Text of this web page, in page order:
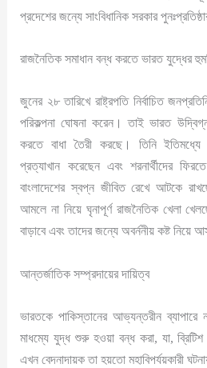
প্রদেশের জন্যে সাংবিধানিক সরকার
রাজনৈতিক সমাধান বন্ধ করতে ভারত যুদ্ধের
জুনের ২৮ তারিখে রাষ্ট্রপতি নির্বাচিত
পরিকল্পনা ঘোষনা করেন। তাই ভারত উদ্বিগ্ন
করতে বাধা তৈরী করছে। তিনি ইতিমধ্যে
প্রত্যাখান করেছেন এবং শরনার্থীদের
বাংলাদেশের স্বপ্ন জীবিত রেখে আটকে
আমলে না নিয়ে ঘৃনাপূর্ণ রাজনৈতিক খেলা
বাড়াবে এবং তাদের জন্যে অবর্ননীয় কষ্ট নিয়ে
আন্তর্জাতিক সম্প্রদায়ের দায়িত্ব
ভারতকে পাকিস্তানের আভ্যন্তরীন
মাধম্যে যুদ্ধ শুরু হওয়া বন্ধ করা, যা, ব্রিটিশ
এখন বেদনাদায়ক তা হয়তো মহাবিপর্যয়কারী